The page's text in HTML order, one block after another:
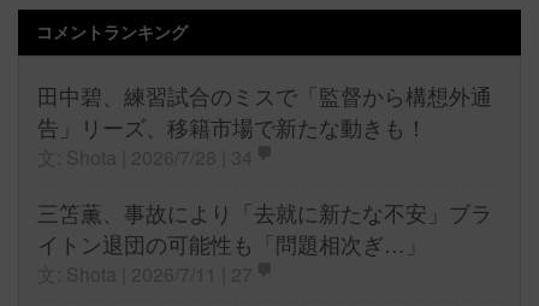
コメントランキング
田中碧、練習試合のミスで「監督から構想外通
告」リーズ、移籍市場で新たな動きも！
三笘薫、事故により「去就に新たな不安」ブラ
イトン退団の可能性も「問題相次ぎ…」